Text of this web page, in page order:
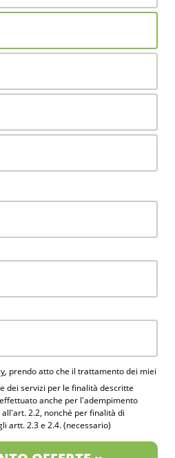
, prendo atto che il trattamento dei miei
dei servizi per le finalità descritte
anche per l'adempimento
2.2, nonché per finalità di
artt. 2.3 e 2.4. (necessario)